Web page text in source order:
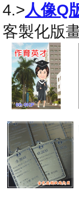
4.>人像Q
客製化版